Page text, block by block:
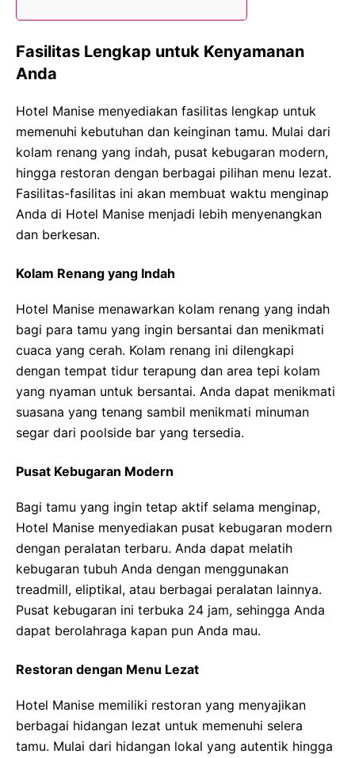
Fasilitas Lengkap untuk Kenyamanan
Anda
Hotel Manise menyediakan fasilitas lengkap untuk
memenuhi kebutuhan dan keinginan tamu. Mulai dari
kolam renang yang indah, pusat kebugaran modern,
hingga restoran dengan berbagai pilihan menu lezat.
Fasilitas-fasilitas ini akan membuat waktu menginap
Anda di Hotel Manise menjadi lebih menyenangkan
dan berkesan.
Kolam Renang yang Indah
Hotel Manise menawarkan kolam renang yang indah
bagi para tamu yang ingin bersantai dan menikmati
cuaca yang cerah. Kolam renang ini dilengkapi
dengan tempat tidur terapung dan area tepi kolam
yang nyaman untuk bersantai. Anda dapat menikmati
suasana yang tenang sambil menikmati minuman
segar dari poolside bar yang tersedia.
Pusat Kebugaran Modern
Bagi tamu yang ingin tetap aktif selama menginap,
Hotel Manise menyediakan pusat kebugaran modern
dengan peralatan terbaru. Anda dapat melatih
kebugaran tubuh Anda dengan menggunakan
treadmill, eliptikal, atau berbagai peralatan lainnya.
Pusat kebugaran ini terbuka 24 jam, sehingga Anda
dapat berolahraga kapan pun Anda mau.
Restoran dengan Menu Lezat
Hotel Manise memiliki restoran yang menyajikan
berbagai hidangan lezat untuk memenuhi selera
tamu. Mulai dari hidangan lokal yang autentik hingga